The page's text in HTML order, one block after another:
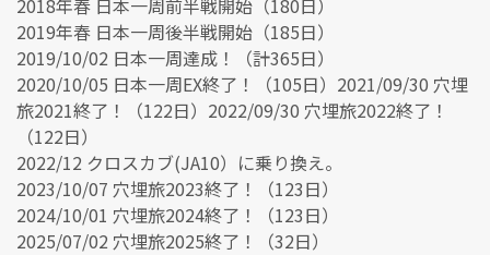
2019年春 日本一周後半戦開始（185日）
2019/10/02 日本一周達成！（計365日）
2020/10/05 日本一周EX終了！（105日）2021/09/30 穴埋
旅2021終了！（122日）2022/09/30 穴埋旅2022終了！
（122日）
2022/12 クロスカブ(JA10）に乗り換え。
2023/10/07 穴埋旅2023終了！（123日）
2024/10/01 穴埋旅2024終了！（123日）
2025/07/02 穴埋旅2025終了！（32日）